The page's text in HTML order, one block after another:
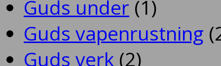
Guds under (1)
Guds vapenrustning
Guds verk (2)